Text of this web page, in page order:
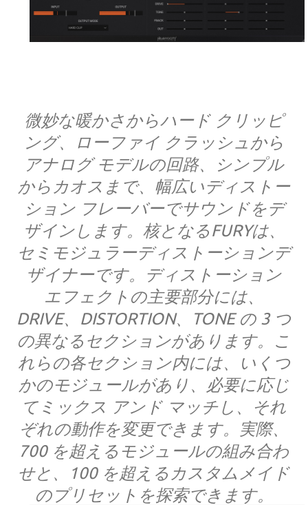
微妙な暖かさからハード クリッピ
ング、ローファイ クラッシュから
アナログ モデルの回路、シンプル
からカオスまで、幅広いディストー
ション フレーバーでサウンドをデ
ザインします。核となるFURYは、
セミモジュラーディストーションデ
ザイナーです。ディストーション
エフェクトの主要部分には、
DRIVE、DISTORTION、TONE の 3 つ
の異なるセクションがあります。こ
れらの各セクション内には、いくつ
かのモジュールがあり、必要に応じ
てミックス アンド マッチし、それ
ぞれの動作を変更できます。実際、
700 を超えるモジュールの組み合わ
せと、100 を超えるカスタムメイド
のプリセットを探索できます。